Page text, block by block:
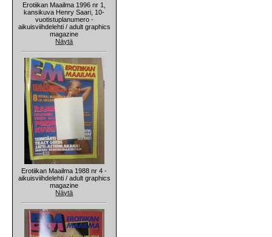
Erotiikan Maailma 1996 nr 1,
kansikuva Henry Saari, 10-
vuotistuplanumero -
aikuisviihdelehti / adult graphics
magazine
Näytä
Erotiikan Maailma 1988 nr 4 -
aikuisviihdelehti / adult graphics
magazine
Näytä